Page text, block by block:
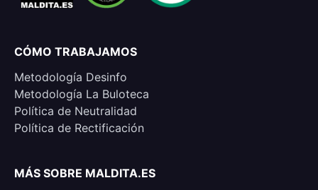
CÓMO TRABAJAMOS
Metodología Desinfo
Metodología La Buloteca
Política de Neutralidad
Política de Rectificación
MÁS SOBRE MALDITA.ES